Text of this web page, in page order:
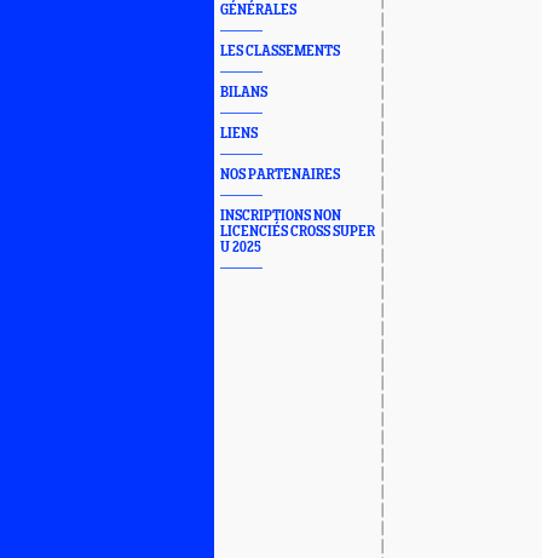
GÉNÉRALES
LES CLASSEMENTS
BILANS
LIENS
NOS PARTENAIRES
INSCRIPTIONS NON
LICENCIÉS CROSS SUPER
U 2025